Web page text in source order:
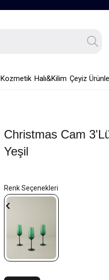
Kozmetik Halı&Kilim Çeyiz
Christmas Cam
Yeşil